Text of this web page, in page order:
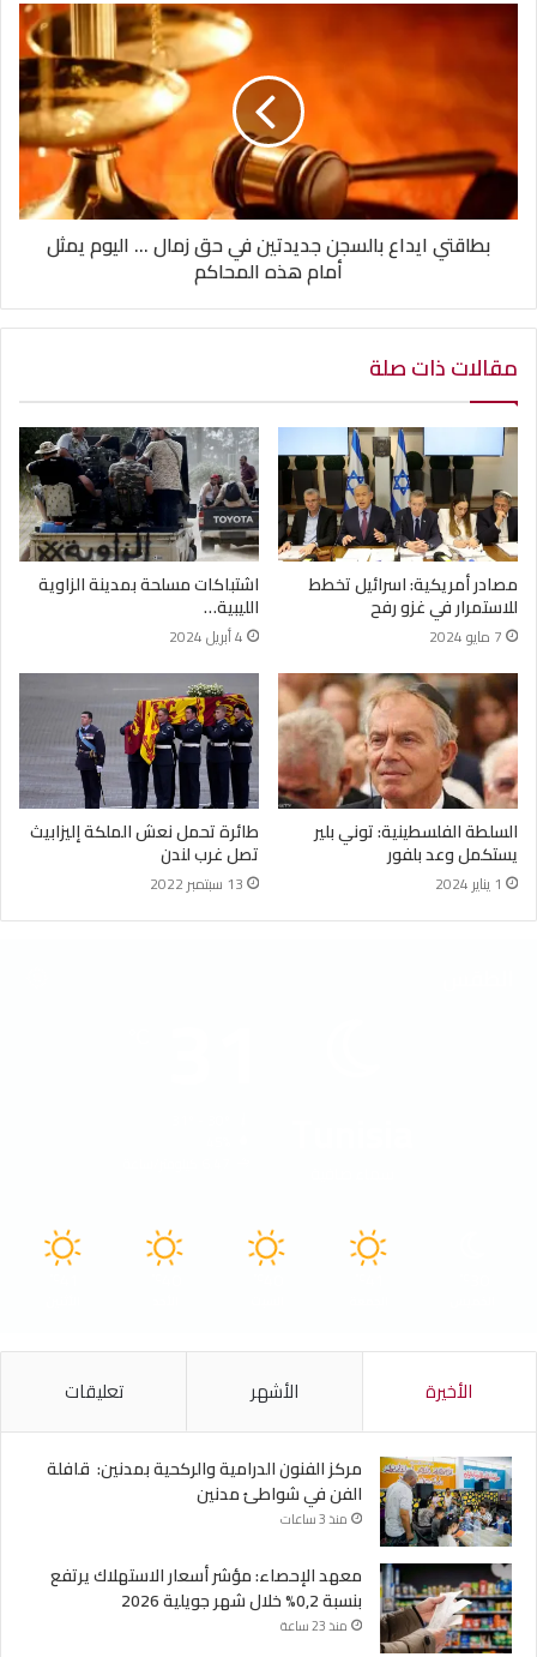
بطاقتي ايداع بالسجن جديدتين في حق زمال ... اليوم يمثل
أمام هذه المحاكم
مقالات ذات صلة
مصادر أمريكية: اسرائيل تخطط
للاستمرار في غزو رفح
7 مايو 2024
اشتباكات مسلحة بمدينة الزاوية
الليبية…
4 أبريل 2024
السلطة الفلسطينية: توني بلير
يستكمل وعد بلفور
1 يناير 2024
طائرة تحمل نعش الملكة إليزابيث
تصل غرب لندن
13 سبتمبر 2022
الأخيرة الأشهر تعليقات
مركز الفنون الدرامية والركحية بمدنين: قافلة
الفن في شواطئ مدنين
منذ 3 ساعات
معهد الإحصاء: مؤشر أسعار الاستهلاك يرتفع
بنسبة 0,2% خلال شهر جويلية 2026
منذ 23 ساعة